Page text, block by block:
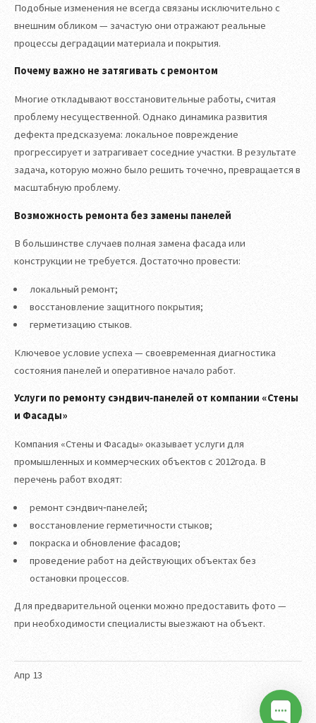
Апр 13
Подобные изменения не всегда связаны исключительно с
внешним обликом — зачастую они отражают реальные
процессы деградации материала и покрытия.
Почему важно не затягивать с ремонтом
Многие откладывают восстановительные работы, считая
проблему несущественной. Однако динамика развития
дефекта предсказуема: локальное повреждение
прогрессирует и затрагивает соседние участки. В результате
задача, которую можно было решить точечно, превращается в
масштабную проблему.
Возможность ремонта без замены панелей
В большинстве случаев полная замена фасада или
конструкции не требуется. Достаточно провести:
локальный ремонт;
восстановление защитного покрытия;
герметизацию стыков.
Ключевое условие успеха — своевременная диагностика
состояния панелей и оперативное начало работ.
Услуги по ремонту сэндвич‑панелей от компании «Стены
и Фасады»
Компания «Стены и Фасады» оказывает услуги для
промышленных и коммерческих объектов с 2012года. В
перечень работ входят:
ремонт сэндвич‑панелей;
восстановление герметичности стыков;
покраска и обновление фасадов;
проведение работ на действующих объектах без
остановки процессов.
Для предварительной оценки можно предоставить фото —
при необходимости специалисты выезжают на объект.